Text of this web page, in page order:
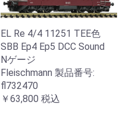
EL Re 4/4 11251 TEE色
SBB Ep4 Ep5 DCC Sound
Nゲージ
Fleischmann 製品番号:
fl732470
￥63,800 税込